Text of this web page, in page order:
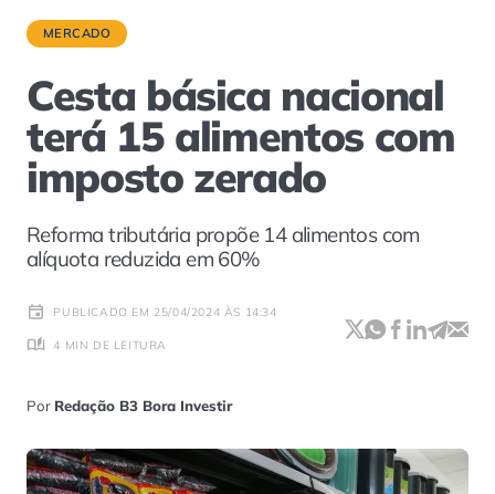
MERCADO
Cesta básica nacional
terá 15 alimentos com
imposto zerado
Reforma tributária propõe 14 alimentos com
alíquota reduzida em 60%
PUBLICADO EM 25/04/2024 ÀS 14:34
4 MIN DE LEITURA
Por Redação B3 Bora Investir